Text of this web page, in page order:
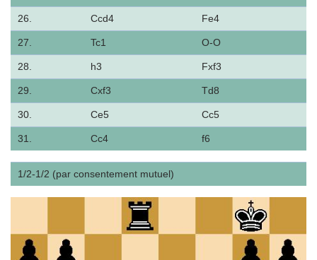
26. Ccd4 Fe4
27. Tc1 O-O
28. h3 Fxf3
29. Cxf3 Td8
30. Ce5 Cc5
31. Cc4 f6
1/2-1/2 (par consentement mutuel)